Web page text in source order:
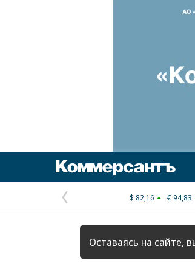
Предыдущая
страница
$ 82,16 € 94,83
Оставаясь на сайте,